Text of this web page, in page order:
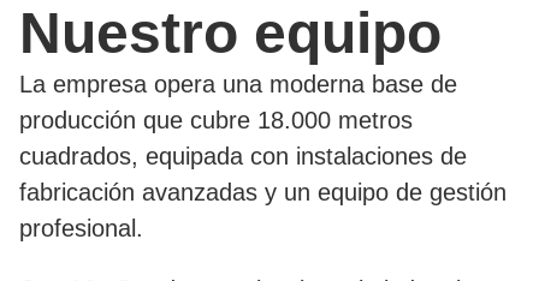
Nuestro equipo
La empresa opera una moderna base de
producción que cubre 18.000 metros
cuadrados, equipada con instalaciones de
fabricación avanzadas y un equipo de gestión
profesional.